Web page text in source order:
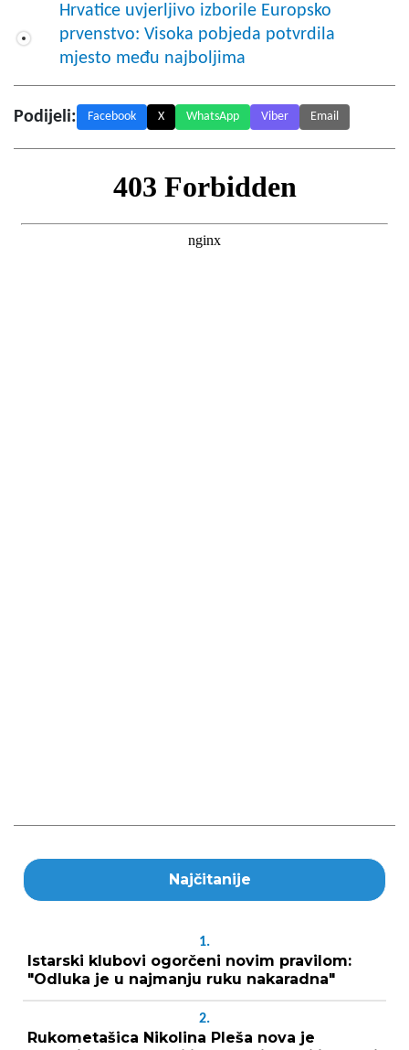
Hrvatice uvjerljivo izborile Europsko
prvenstvo: Visoka pobjeda potvrdila
mjesto među najboljima
Podijeli: Facebook X WhatsApp Viber Email
Najčitanije
1.
Istarski klubovi ogorčeni novim pravilom:
"Odluka je u najmanju ruku nakaradna"
2.
Rukometašica Nikolina Pleša nova je